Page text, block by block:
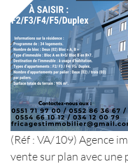
(Réf : VA/109) Agence
vente sur plan avec